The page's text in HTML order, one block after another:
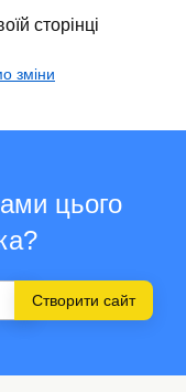
сторінці
зміни
цього
Створити сайт